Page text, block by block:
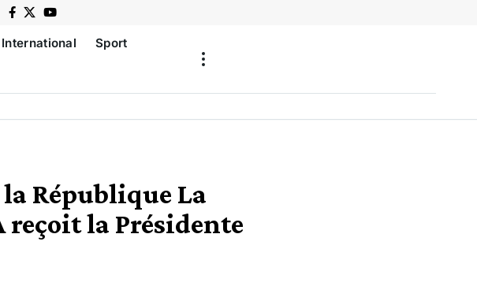
International Sport
République La
reçoit la Présidente